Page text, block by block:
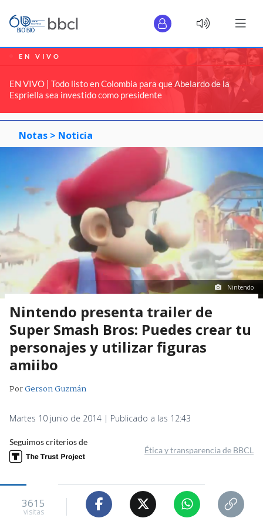
EN VIVO
EN VIVO | Todo listo en Colombia para que Abelardo de la
Espriella sea investido como presidente
Notas > Noticia
Nintendo
Nintendo presenta trailer de
Super Smash Bros: Puedes crear tu
personajes y utilizar figuras
amiibo
PorGerson Guzmán
Martes 10 junio de 2014 | Publicado a las 12:43
Seguimos criterios de
Ética y transparencia de BBCL
3615
visitas